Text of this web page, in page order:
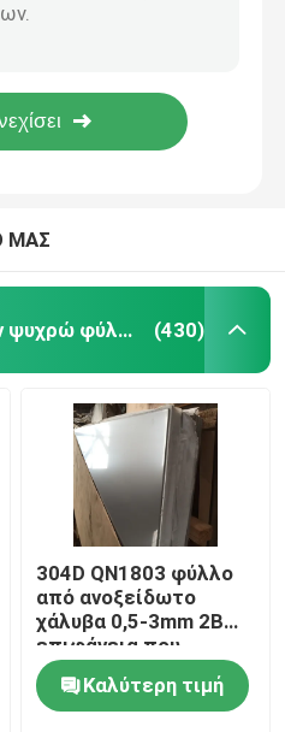
ανοξείδωτου
σωλήνας
φραγμό
ΜΑΣ
Ελασματοποιημένο εν ψυχρώ φύλλο ανοξείδωτου (430)
304D QN1803 φύλλο
από ανοξείδωτο
χάλυβα 0,5-3mm 2B
επιφάνεια που
χρησιμοποιείται για
την κατασκευή τοίχου
στέγης
Καλύτερη τιμή